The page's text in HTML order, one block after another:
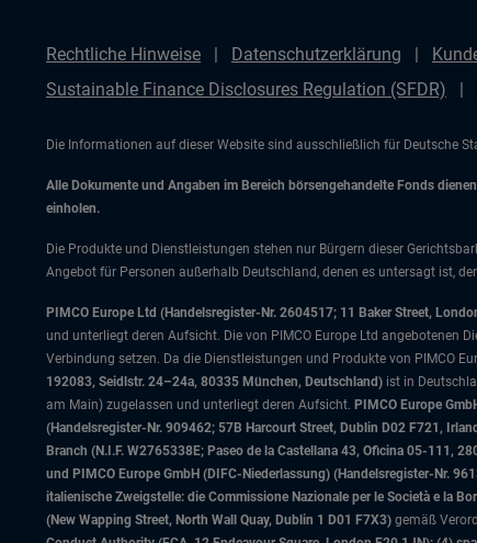
Rechtliche Hinweise Datenschutzerklärung
Sustainable Finance Disclosures Regulation (SFDR)
Die Informationen auf dieser Website sind ausschließlich für Deutsche
Alle Dokumente und Angaben im Bereich börsengehandelte Fonds
einholen.
Die Produkte und Dienstleistungen stehen nur Bürgern dieser
Angebot für Personen außerhalb Deutschland, denen es untersagt ist,
PIMCO Europe Ltd (Handelsregister-Nr. 2604517; 11 Baker Street,
und unterliegt deren Aufsicht. Die von PIMCO Europe Ltd angebotenen
Verbindung setzen. Da die Dienstleistungen und Produkte von PIMCO
192083, Seidlstr. 24–24a, 80335 München, Deutschland) ist in
am Main) zugelassen und unterliegt deren Aufsicht. PIMCO Europe
(Handelsregister-Nr. 909462; 57B Harcourt Street, Dublin D02 F721,
Branch (N.I.F. W2765338E; Paseo de la Castellana 43, Oficina 05-111,
und PIMCO Europe GmbH (DIFC-Niederlassung) (Handelsregister-Nr.
italienische Zweigstelle: die Commissione Nazionale per le Società e la
(New Wapping Street, North Wall Quay, Dublin 1 D01 F7X3) gemäß